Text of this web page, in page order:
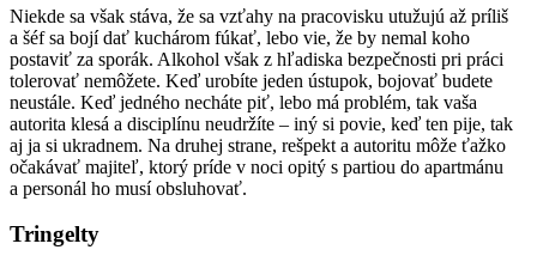
Niekde sa však stáva, že sa vzťahy na pracovisku utužujú až príliš
a šéf sa bojí dať kuchárom fúkať, lebo vie, že by nemal koho
postaviť za sporák. Alkohol však z hľadiska bezpečnosti pri práci
tolerovať nemôžete. Keď urobíte jeden ústupok, bojovať budete
neustále. Keď jedného necháte piť, lebo má problém, tak vaša
autorita klesá a disciplínu neudržíte – iný si povie, keď ten pije, tak
aj ja si ukradnem. Na druhej strane, rešpekt a autoritu môže ťažko
očakávať majiteľ, ktorý príde v noci opitý s partiou do apartmánu
a personál ho musí obsluhovať.
Tringelty